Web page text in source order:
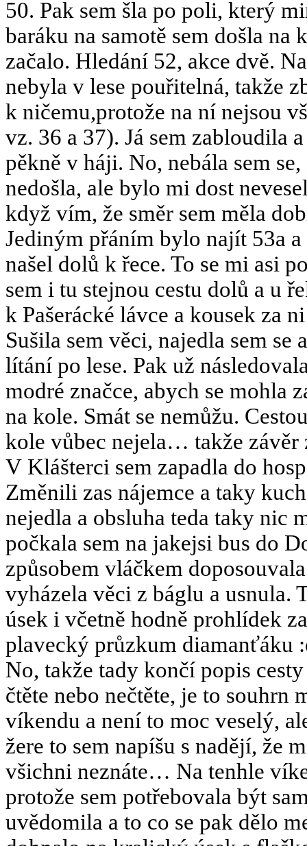
50. Pak sem šla po poli, který
baráku na samotě sem došla na
začalo. Hledání 52, akce dvě.
nebyla v lese pouřitelná, takže
k ničemu,protože na ní nejsou
vz. 36 a 37). Já sem zabloudila
pěkně v háji. No, nebála sem
nedošla, ale bylo mi dost
když vím, že směr sem měla
Jediným přáním bylo najít 53a
našel dolů k řece. To se mi asi
sem i tu stejnou cestu dolů a u
k Pašerácké lávce a kousek za
Sušila sem věci, najedla sem
lítání po lese. Pak už
modré značce, abych se mohla
na kole. Smát se nemůžu.
kole vůbec nejela… takže
V Klášterci sem zapadla do
Změnili zas nájemce a taky
nejedla a obsluha teda taky nic
počkala sem na jakejsi bus do
způsobem vláčkem
vyházela věci z báglu a usnula.
úsek i včetně hodně prohlídek
plavecký průzkum diamanťáku
No, takže tady končí popis
čtěte nebo nečtěte, je to
víkendu a není to moc veselý,
žere to sem napíšu s nadějí, že
všichni neznáte… Na tenhle
protože sem potřebovala být
uvědomila a to co se pak dělo